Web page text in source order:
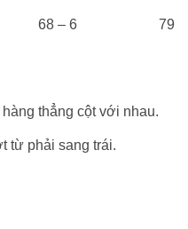
68 – 6 79
thẳng cột với nhau.
từ phải sang trái.